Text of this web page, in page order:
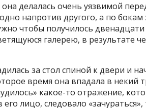
делалась очень уязвимой
напротив другого, а по
чтобы получилось
галерею, в результате
за стол спиной к двери и
время она впадала в некий
какое-то отражение,
его лицо, следовало